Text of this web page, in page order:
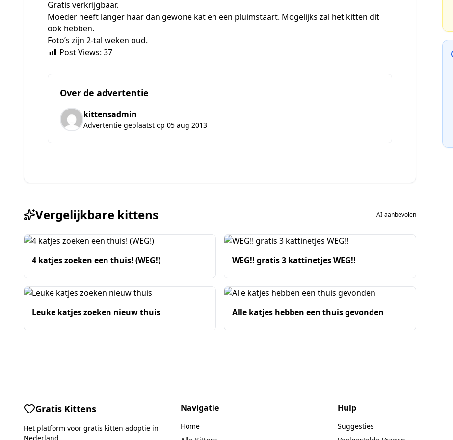
Gratis verkrijgbaar.
Moeder heeft langer haar dan gewone kat en een pluimstaart. Mogelijks zal het kitten dit
ook hebben.
Foto’s zijn 2-tal weken oud.
Post Views: 37
Over de advertentie
kittensadmin
Advertentie geplaatst op 05 aug 2013
Vergelijkbare kittens AI-aanbevolen
4 katjes zoeken een thuis! (WEG!) WEG!! gratis 3 kattinetjes WEG!!
Leuke katjes zoeken nieuw thuis Alle katjes hebben een thuis gevonden
Gratis Kittens
Het platform voor gratis kitten adoptie in
Nederland
Navigatie
Home
Hulp
Suggesties